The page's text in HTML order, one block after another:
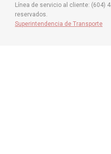
Línea de servicio al cliente: (604)
reservados.
Superintendencia de Transporte